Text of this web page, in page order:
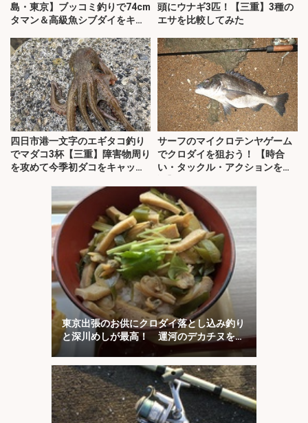
島・東京】ブッコミ釣りで74cm
タマン＆高級魚シブダイをキャ
頭にウナギ3匹！【三重】3種の
エサを比較してみた
四日市港一文字のエギタコ釣り
でマダコ3杯【三重】障害物周り
を攻めて今季初ダコをキャッ
サーフのマイクロテンヤゲーム
でクロダイを狙おう！ 【時合
い・タックル・アクションを解
東京出張のお供にクロダイ落とし込み釣り
と深川めしが最高！ 運河のデカチヌを狙